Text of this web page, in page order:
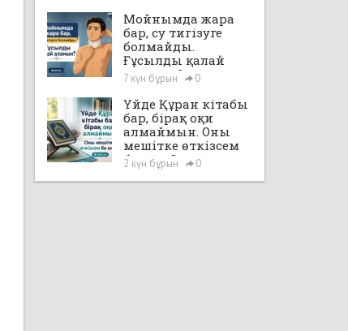
Мойнымда жара
бар, су тигізуге
болмайды.
Ғұсылды қалай
аламын?
7 күн бұрын 0
Үйде Құран кітабы
бар, бірақ оқи
алмаймын. Оны
мешітке өткізсем
бе екен?
2 күн бұрын 0